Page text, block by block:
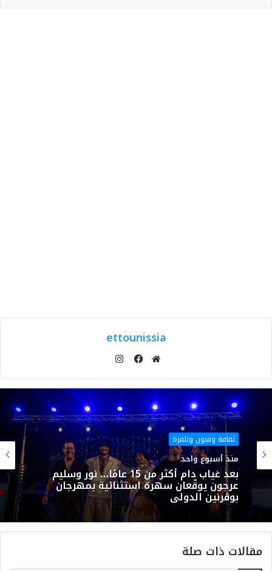
ettounissia
الويب
ثقافة وفنون وتلفزة
منذ أسبوع واحد
بعد غياب دام أكثر من 15 عامًا… نور وسليم
عرجون يوقّعان سهرة استثنائية بمهرجان
بوڨرنين الدولي
مقالات ذات صلة